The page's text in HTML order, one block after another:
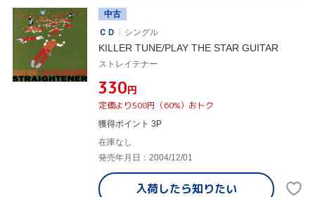
中古
ＣＤ
シングル
KILLER TUNE/PLAY THE STAR GUITAR
ストレイテナー
¥330円
定価より508円（60%）おトク
獲得ポイント 3P
在庫なし
発売年月日：2004/12/01
入荷したら知りたい